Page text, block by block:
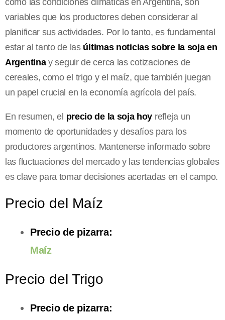
como las condiciones climáticas en Argentina, son
variables que los productores deben considerar al
planificar sus actividades. Por lo tanto, es fundamental
estar al tanto de las últimas noticias sobre la soja en
Argentinay seguir de cerca las cotizaciones de
cereales, como el trigo y el maíz, que también juegan
un papel crucial en la economía agrícola del país.
En resumen, el precio de la soja hoy refleja un
momento de oportunidades y desafíos para los
productores argentinos. Mantenerse informado sobre
las fluctuaciones del mercado y las tendencias globales
es clave para tomar decisiones acertadas en el campo.
Precio del Maíz
Precio de pizarra:
Maíz
Precio del Trigo
Precio de pizarra: